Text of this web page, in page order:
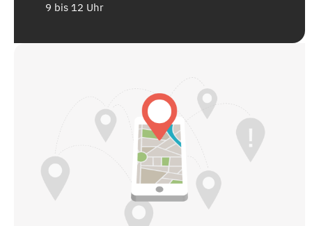
9 bis 12 Uhr